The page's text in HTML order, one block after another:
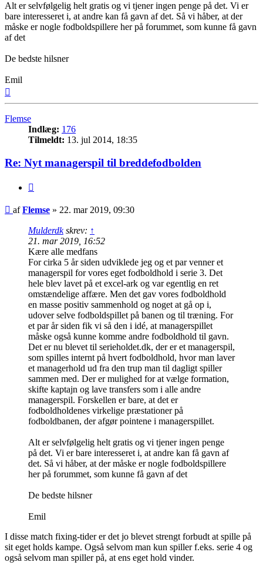
Alt er selvfølgelig helt gratis og vi tjener ingen penge på det. Vi er
bare interesseret i, at andre kan få gavn af det. Så vi håber, at der
måske er nogle fodboldspillere her på forummet, som kunne få gavn
af det
De bedste hilsner
Emil
Flemse
Indlæg: 176
Tilmeldt: 13. jul 2014, 18:35
Re: Nyt managerspil til breddefodbolden
Indlæg
afFlemse » 22. mar 2019, 09:30
Mulderdkskrev: ↑
21. mar 2019, 16:52
Kære alle medfans
For cirka 5 år siden udviklede jeg og et par venner et
managerspil for vores eget fodboldhold i serie 3. Det
hele blev lavet på et excel-ark og var egentlig en ret
omstændelige affære. Men det gav vores fodboldhold
en masse positiv sammenhold og noget at gå op i,
udover selve fodboldspillet på banen og til træning. For
et par år siden fik vi så den i idé, at managerspillet
måske også kunne komme andre fodboldhold til gavn.
Det er nu blevet til serieholdet.dk, der er et managerspil,
som spilles internt på hvert fodboldhold, hvor man laver
et managerhold ud fra den trup man til dagligt spiller
sammen med. Der er mulighed for at vælge formation,
skifte kaptajn og lave transfers som i alle andre
managerspil. Forskellen er bare, at det er
fodboldholdenes virkelige præstationer på
fodboldbanen, der afgør pointene i managerspillet.
Alt er selvfølgelig helt gratis og vi tjener ingen penge
på det. Vi er bare interesseret i, at andre kan få gavn af
det. Så vi håber, at der måske er nogle fodboldspillere
her på forummet, som kunne få gavn af det
De bedste hilsner
Emil
I disse match fixing-tider er det jo blevet strengt forbudt at spille på
sit eget holds kampe. Også selvom man kun spiller f.eks. serie 4 og
også selvom man spiller på, at ens eget hold vinder.